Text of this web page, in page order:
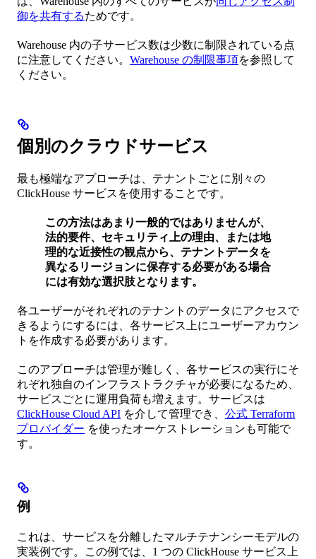
御を共有するためです。
Warehouse 内の子サービス数は少数に制限されている点
に注意してください。 Warehouse の制限事項を参照して
ください。
個別のクラウドサービス
最も極端なアプローチは、テナントごとに別々の
ClickHouse サービスを使用することです。
この方法はあまり一般的ではありませんが、
法的要件、セキュリティ上の理由、または地
理的な近接性の観点から、テナントデータを
異なるリージョンに保存する必要がある場合
には有効な選択肢となります。
各ユーザーがそれぞれのテナントのデータにアクセスで
きるようにするには、各サービス上にユーザーアカウン
トを作成する必要があります。
このアプローチは管理が難しく、各サービスの実行にそ
れぞれ独自のインフラストラクチャが必要になるため、
サービスごとに運用負荷も増えます。サービスは
ClickHouse Cloud API を介して管理でき、 公式 Terraform
プロバイダー を使ったオーケストレーションも可能で
す。
例
これは、サービスを分離したマルチテナンシーモデルの
実装例です。この例では、1 つの ClickHouse サービス上